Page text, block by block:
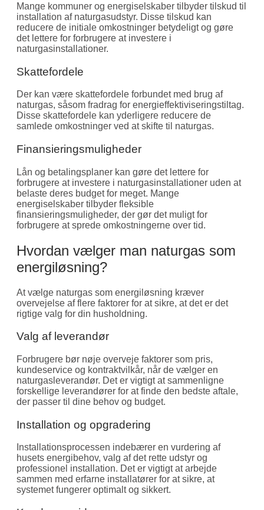
Mange kommuner og energiselskaber tilbyder tilskud til
installation af naturgasudstyr. Disse tilskud kan
reducere de initiale omkostninger betydeligt og gøre
det lettere for forbrugere at investere i
naturgasinstallationer.
Skattefordele
Der kan være skattefordele forbundet med brug af
naturgas, såsom fradrag for energieffektiviseringstiltag.
Disse skattefordele kan yderligere reducere de
samlede omkostninger ved at skifte til naturgas.
Finansieringsmuligheder
Lån og betalingsplaner kan gøre det lettere for
forbrugere at investere i naturgasinstallationer uden at
belaste deres budget for meget. Mange
energiselskaber tilbyder fleksible
finansieringsmuligheder, der gør det muligt for
forbrugere at sprede omkostningerne over tid.
Hvordan vælger man naturgas som
energiløsning?
At vælge naturgas som energiløsning kræver
overvejelse af flere faktorer for at sikre, at det er det
rigtige valg for din husholdning.
Valg af leverandør
Forbrugere bør nøje overveje faktorer som pris,
kundeservice og kontraktvilkår, når de vælger en
naturgasleverandør. Det er vigtigt at sammenligne
forskellige leverandører for at finde den bedste aftale,
der passer til dine behov og budget.
Installation og opgradering
Installationsprocessen indebærer en vurdering af
husets energibehov, valg af det rette udstyr og
professionel installation. Det er vigtigt at arbejde
sammen med erfarne installatører for at sikre, at
systemet fungerer optimalt og sikkert.